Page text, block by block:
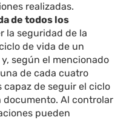
realizadas.
de todos los
la seguridad de la
de vida de un
según el mencionado
de cada cuatro
capaz de seguir el ciclo
Al controlar
pueden